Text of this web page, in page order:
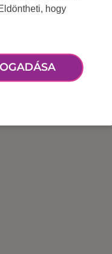
hogy